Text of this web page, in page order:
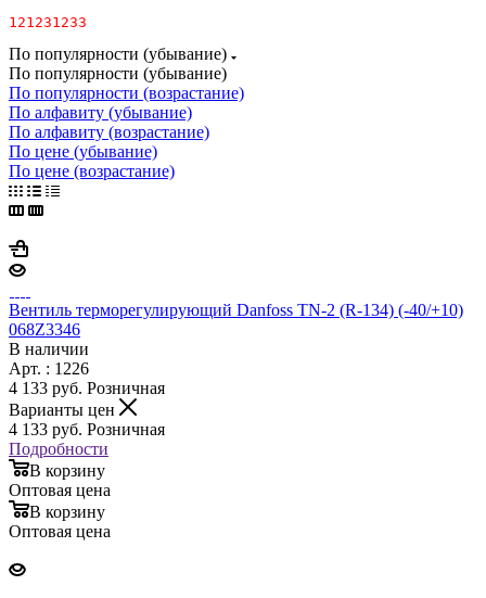
121231233
По популярности (убывание)
По популярности (убывание)
По популярности (возрастание)
По алфавиту (убывание)
По алфавиту (возрастание)
По цене (убывание)
По цене (возрастание)
Вентиль терморегулирующий Danfoss TN-2 (R-134) (-40/+10)
068Z3346
В наличии
Арт. : 1226
4 133 руб. Розничная
Варианты цен
4 133 руб. Розничная
Подробности
В корзину
Оптовая цена
В корзину
Оптовая цена